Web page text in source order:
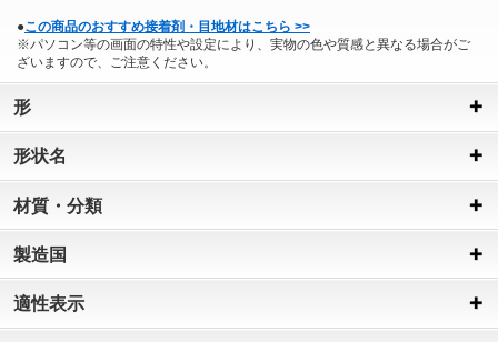
●この商品のおすすめ接着剤・目地材はこちら >>
※パソコン等の画面の特性や設定により、実物の色や質感と異なる場合がご
ざいますので、ご注意ください。
形
形状名
材質・分類
製造国
適性表示